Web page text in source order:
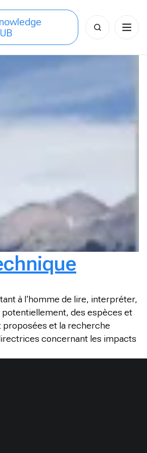
Search
for:
à l’homme de lire, interpréter,
potentiellement, des espèces et
proposées et la recherche
concernant les impacts